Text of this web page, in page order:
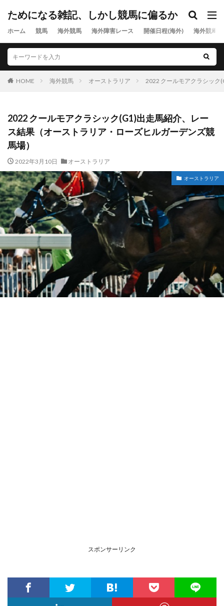
ためになる雑記、しかし競馬に偏るか
ホーム 競馬 海外競馬 海外障害レース 開催日程(海外) 海外競馬
HOME 海外競馬 オーストラリア 2022 クールモアクラシック
2022 クールモアクラシック(G1)出走馬紹介、レー
ス結果（オーストラリア・ローズヒルガーデンズ競
馬場）
2022年3月10日 オーストラリア
オーストラリア
スポンサーリンク